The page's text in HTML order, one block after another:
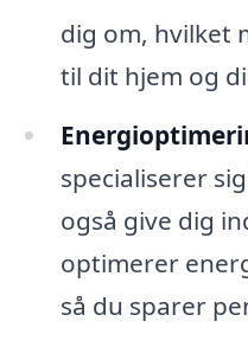
dig om, hvilket
til dit hjem og
specialiserer
også give dig
optimerer
så du sparer